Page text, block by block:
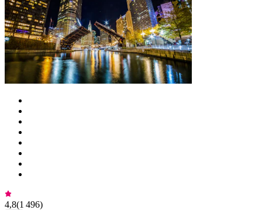
4,8(1 496)